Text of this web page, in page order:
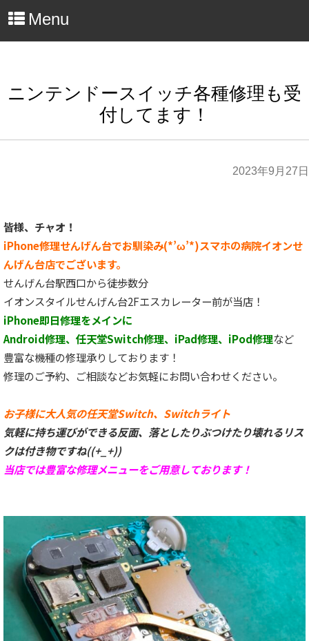
Menu
ニンテンドースイッチ各種修理も受
付してます！
2023年9月27日
皆様、チャオ！
iPhone修理せんげん台でお馴染み(*’ω’*)スマホの病院イオンせ
んげん台店でございます。
せんげん台駅西口から徒歩数分
イオンスタイルせんげん台2Fエスカレーター前が当店！
iPhone即日修理をメインに
Android修理、任天堂Switch修理、iPad修理、iPod修理など
豊富な機種の修理承りしております！
修理のご予約、ご相談などお気軽にお問い合わせください。
お子様に大人気の任天堂Switch、Switchライト
気軽に持ち運びができる反面、落としたりぶつけたり壊れるリス
クは付き物ですね((+_+))
当店では豊富な修理メニューをご用意しております！